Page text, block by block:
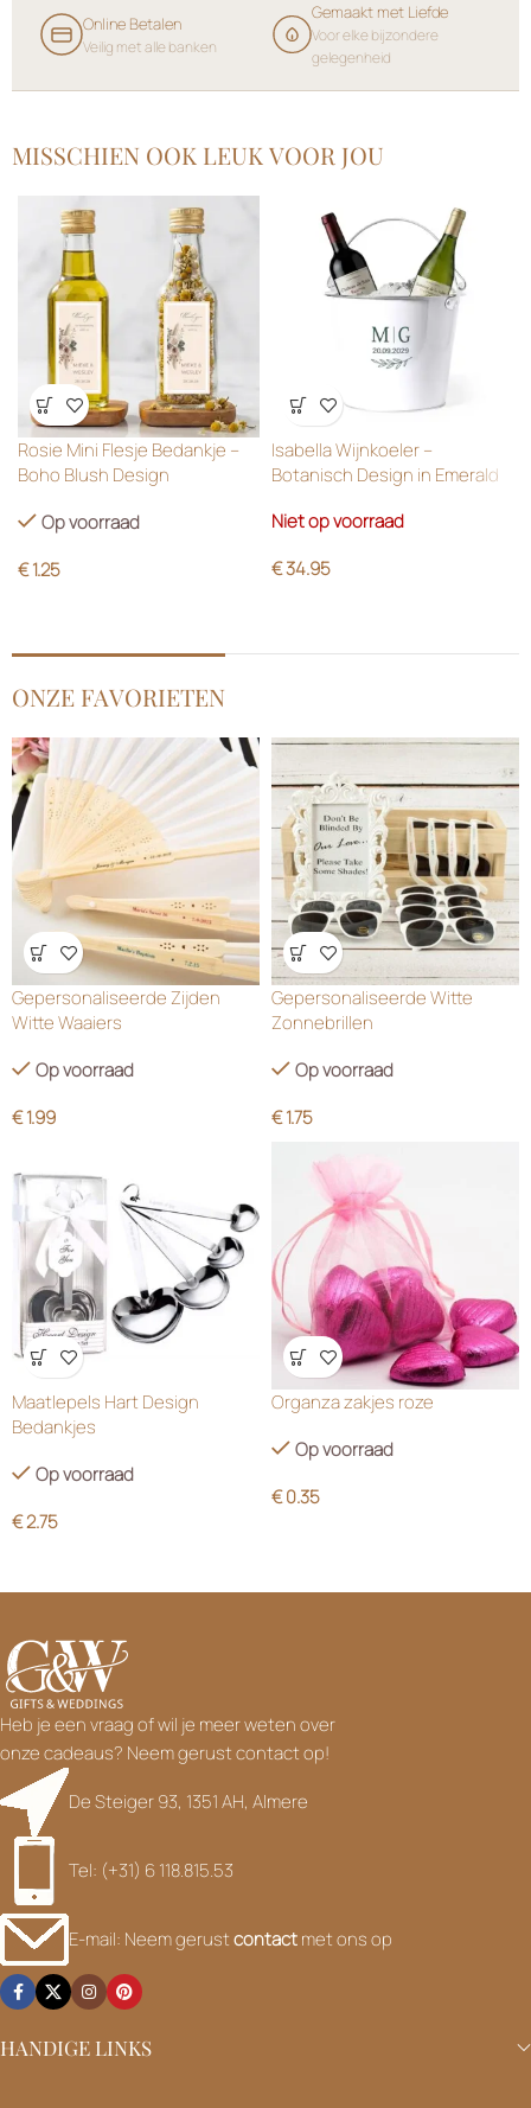
Online Betalen
Veilig met alle banken
Gemaakt met Liefde
Voor elke bijzondere
gelegenheid
MISSCHIEN OOK LEUK VOOR JOU
Wensenlijst
Rosie Mini Flesje Bedankje –
Boho Blush Design
Op voorraad
€1.25
Wensenlijst
Isabella Wijnkoeler –
Botanisch Design in Emerald
Niet op voorraad
€34.95
ONZE FAVORIETEN
Wensenlijst
Gepersonaliseerde Zijden
Witte Waaiers
Op voorraad
€1.99
Wensenlijst
Gepersonaliseerde Witte
Zonnebrillen
Op voorraad
€1.75
Wensenlijst
Maatlepels Hart Design
Bedankjes
Op voorraad
€2.75
Wensenlijst
Organza zakjes roze
Op voorraad
€0.35
Heb je een vraag of wil je meer weten over
onze cadeaus? Neem gerust contact op!
De Steiger 93, 1351 AH, Almere
Tel: (+31) 6 118.815.53
E-mail: Neem gerustcontactmet ons op
HANDIGE LINKS